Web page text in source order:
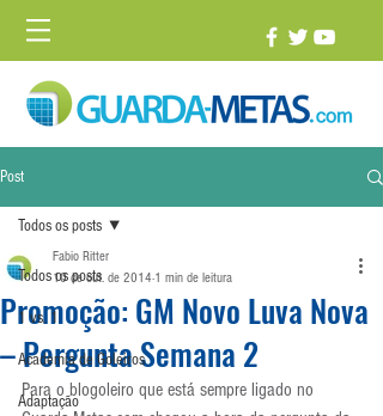
Post
Todos os posts
1 vs. 1
Academia de Goleiros
Adaptação
Todos os posts
Promoção: GM Novo Luva Nova
– Pergunta Semana 2
Fabio Ritter
10 de out. de 2014 1 min de leitura
Para o blogoleiro que está sempre ligado no